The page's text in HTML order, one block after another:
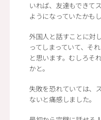
いれば、友達もできて
ようになっていたかも
外国人と話すことに対
ってしまっていて、そ
と思います。むしろそ
かと。
失敗を恐れていては、
ないと痛感しました。